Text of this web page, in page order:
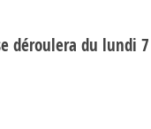
déroulera du